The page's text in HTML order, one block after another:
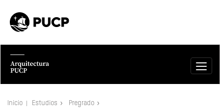
Inicio Estudios Pregrado